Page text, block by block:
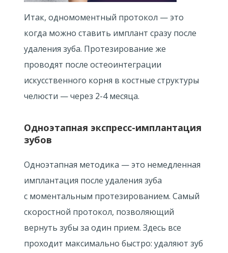
Итак, одномоментный протокол — это
когда можно ставить имплант сразу после
удаления зуба. Протезирование же
проводят после остеоинтеграции
искусственного корня в костные структуры
челюсти — через 2-4 месяца.
Одноэтапная экспресс-имплантация
зубов
Одноэтапная методика — это немедленная
имплантация после удаления зуба
с моментальным протезированием. Самый
скоростной протокол, позволяющий
вернуть зубы за один прием. Здесь все
проходит максимально быстро: удаляют зуб